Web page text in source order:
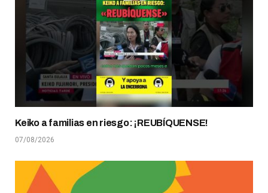
Keiko a familias en riesgo: ¡REUBÍQUENSE!
07/08/2026